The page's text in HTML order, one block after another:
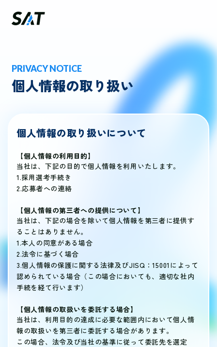
PRIVACY NOTICE
個人情報の取り扱い
個人情報の取り扱いについて
【個人情報の利用目的】
当社は、下記の目的で個人情報を利用いたします。
1.採用選考手続き
2.応募者への連絡
【個人情報の第三者への提供について】
当社は、下記の場合を除いて個人情報を第三者に提供す
ることはありません。
1.本人の同意がある場合
2.法令に基づく場合
3.個人情報の保護に関する法律及びJISQ：15001によって
認められている場合（この場合においても、適切な社内
手続を経て行います）
【個人情報の取扱いを委託する場合】
当社は、利用目的の達成に必要な範囲内において個人情
報の取扱いを第三者に委託する場合があります。
この場合、法令及び当社の基準に従って委託先を選定